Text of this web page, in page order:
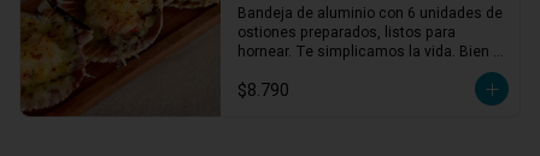
Bandeja de aluminio con 6 unidades de
ostiones preparados, listos para
hornear. Te simplicamos la vida. Bien
minutos y servir.
$8.790